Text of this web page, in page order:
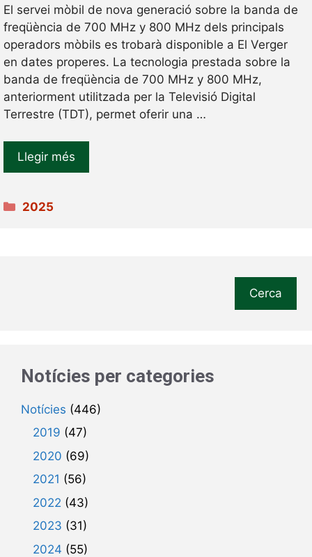
El servei mòbil de nova generació sobre la banda de
freqüència de 700 MHz y 800 MHz dels principals
operadors mòbils es trobarà disponible a El Verger
en dates properes. La tecnologia prestada sobre la
banda de freqüència de 700 MHz y 800 MHz,
anteriorment utilitzada per la Televisió Digital
Terrestre (TDT), permet oferir una …
Llegir més
Categories
2025
Cerca
Notícies per categories
Notícies (446)
2019 (47)
2020 (69)
2021 (56)
2022 (43)
2023 (31)
2024 (55)